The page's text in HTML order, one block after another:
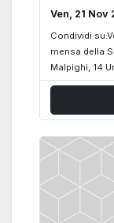
Ven, 21 Nov
Condividi
mensa della
Malpighi, 14
sapori della